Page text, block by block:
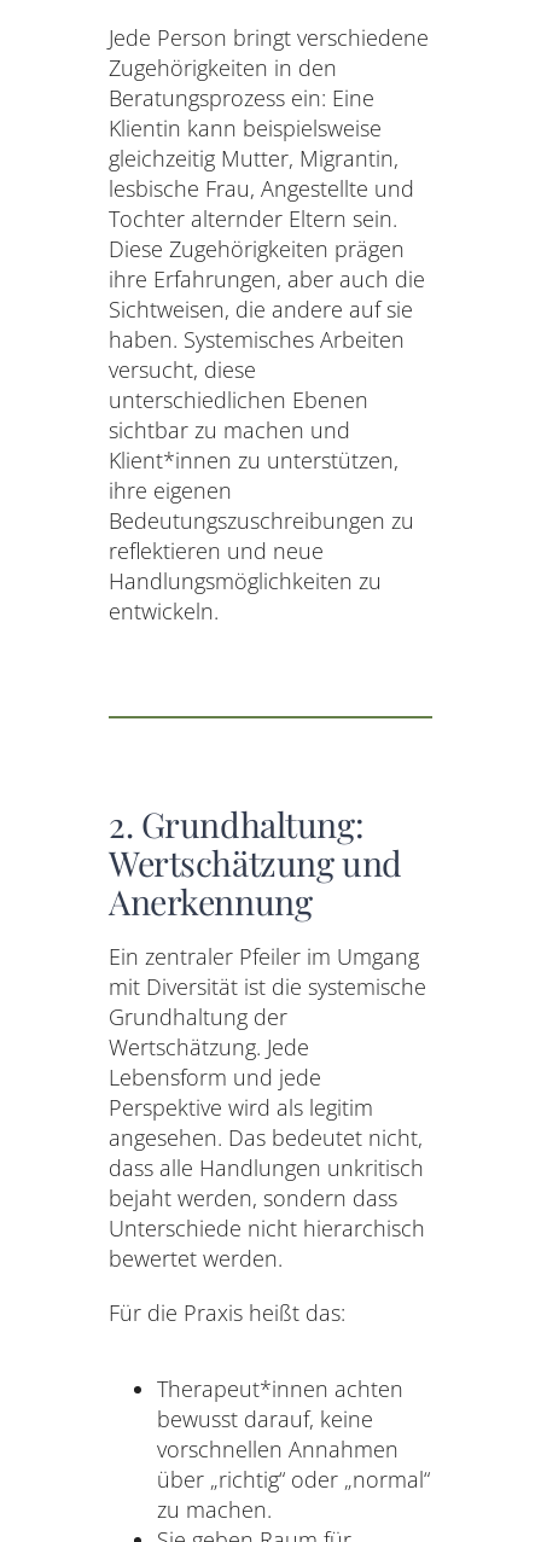
Jede Person bringt verschiedene
Zugehörigkeiten in den
Beratungsprozess ein: Eine
Klientin kann beispielsweise
gleichzeitig Mutter, Migrantin,
lesbische Frau, Angestellte und
Tochter alternder Eltern sein.
Diese Zugehörigkeiten prägen
ihre Erfahrungen, aber auch die
Sichtweisen, die andere auf sie
haben. Systemisches Arbeiten
versucht, diese
unterschiedlichen Ebenen
sichtbar zu machen und
Klient*innen zu unterstützen,
ihre eigenen
Bedeutungszuschreibungen zu
reflektieren und neue
Handlungsmöglichkeiten zu
entwickeln.
2. Grundhaltung:
Wertschätzung und
Anerkennung
Ein zentraler Pfeiler im Umgang
mit Diversität ist die systemische
Grundhaltung der
Wertschätzung. Jede
Lebensform und jede
Perspektive wird als legitim
angesehen. Das bedeutet nicht,
dass alle Handlungen unkritisch
bejaht werden, sondern dass
Unterschiede nicht hierarchisch
bewertet werden.
Für die Praxis heißt das:
Therapeut*innen achten
bewusst darauf, keine
vorschnellen Annahmen
über „richtig“ oder „normal“
zu machen.